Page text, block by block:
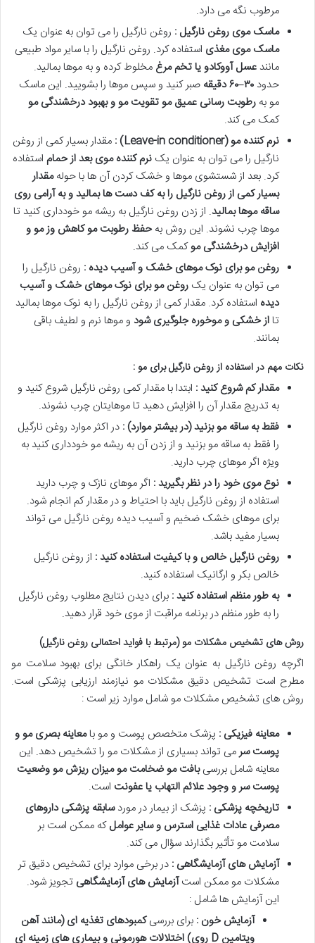
مرطوب نگه می دارد.
ماسک موی روغن نارگیل : روغن نارگیل را می توان به عنوان یک
ماسک موی مغذی استفاده کرد. روغن نارگیل را با سایر مواد طبیعی
مانندعسل آووکادو یا تخم مرغ مخلوط کرده و به موها بمالید.
حدود ۳۰–۶۰دقیقه صبر کنید و سپس موها را بشویید. این ماسک
مو به رطوبت رسانی عمیق مو تقویت مو و بهبود درخشندگی مو
کمک می کند.
نرم کننده مو(Leave-in conditioner)
: مقدار بسیار کمی از روغن
نارگیل را می توان به عنوان یک نرم کننده موی بعد از حمام استفاده
کرد. بعد از شستشوی موها و خشک کردن آن ها با حولهمقدار
بسیار کمی از روغن نارگیل را به کف دست ها بمالید و به آرامی روی
ساقه موها بمالید. از زدن روغن نارگیل به ریشه مو خودداری کنید تا
موها چرب نشوند. این روش بهحفظ رطوبت مو کاهش وز مو و
افزایش درخشندگی موکمک می کند.
روغن مو برای نوک موهای خشک و آسیب دیده : روغن نارگیل را
می توان به عنوان یک روغن مو برای نوک موهای خشک و آسیب
دیده استفاده کرد. مقدار کمی از روغن نارگیل را به نوک موها بمالید
تااز خشکی و موخوره جلوگیری شود و موها نرم و لطیف باقی
بمانند.
نکات مهم در استفاده از روغن نارگیل برای مو :
مقدار کم شروع کنید : ابتدا با مقدار کمی روغن نارگیل شروع کنید و
به تدریج مقدار آن را افزایش دهید تا موهایتان چرب نشوند.
فقط به ساقه مو بزنید (در بیشتر موارد) : در اکثر موارد روغن نارگیل
را فقط به ساقه مو بزنید و از زدن آن به ریشه مو خودداری کنید به
ویژه اگر موهای چرب دارید.
نوع موی خود را در نظر بگیرید : اگر موهای نازک و چرب دارید
استفاده از روغن نارگیل باید با احتیاط و در مقدار کم انجام شود.
برای موهای خشک ضخیم و آسیب دیده روغن نارگیل می تواند
بسیار مفید باشد.
روغن نارگیل خالص و با کیفیت استفاده کنید : از روغن نارگیل
خالص بکر و ارگانیک استفاده کنید.
به طور منظم استفاده کنید : برای دیدن نتایج مطلوب روغن نارگیل
را به طور منظم در برنامه مراقبت از موی خود قرار دهید.
روش های تشخیص مشکلات مو (مرتبط با فواید احتمالی روغن نارگیل)
اگرچه روغن نارگیل به عنوان یک راهکار خانگی برای بهبود سلامت مو
مطرح است تشخیص دقیق مشکلات مو نیازمند ارزیابی پزشکی است.
روش های تشخیص مشکلات مو شامل موارد زیر است :
معاینه فیزیکی : پزشک متخصص پوست و مو بامعاینه بصری مو و
پوست سرمی تواند بسیاری از مشکلات مو را تشخیص دهد. این
معاینه شامل بررسیبافت مو ضخامت مو میزان ریزش مو وضعیت
پوست سر و وجود علائم التهاب یا عفونت است.
تاریخچه پزشکی : پزشک از بیمار در موردسابقه پزشکی داروهای
مصرفی عادات غذایی استرس و سایر عواملکه ممکن است بر
سلامت مو تأثیر بگذارند سؤال می کند.
آزمایش های آزمایشگاهی : در برخی موارد برای تشخیص دقیق تر
مشکلات مو ممکن استآزمایش های آزمایشگاهی تجویز شود.
این آزمایش ها شامل :
آزمایش خون : برای بررسیکمبودهای تغذیه ای(مانند آهن
ویتامین
روی)اختلالات هورمونی و بیماری های زمینه ای